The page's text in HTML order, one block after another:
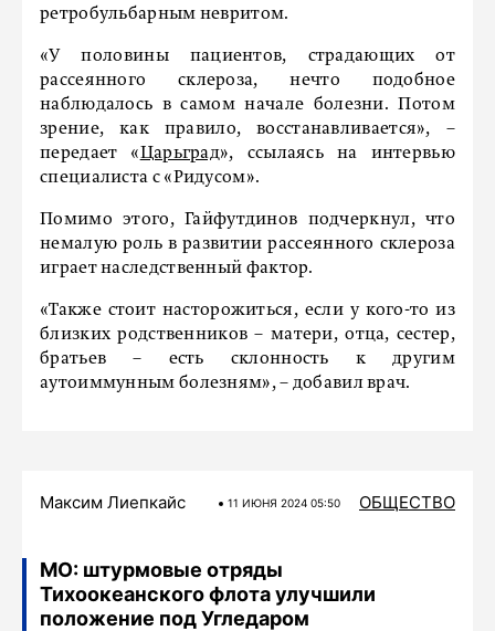
ретробульбарным невритом.
«У половины пациентов, страдающих от
рассеянного склероза, нечто подобное
наблюдалось в самом начале болезни. Потом
зрение, как правило, восстанавливается», –
передает «Царьград», ссылаясь на интервью
специалиста с «Ридусом».
Помимо этого, Гайфутдинов подчеркнул, что
немалую роль в развитии рассеянного склероза
играет наследственный фактор.
«Также стоит насторожиться, если у кого-то из
близких родственников – матери, отца, сестер,
братьев – есть склонность к другим
аутоиммунным болезням», – добавил врач.
Максим Лиепкайс 11 ИЮНЯ 2024 05:50 ОБЩЕСТВО
МО: штурмовые отряды
Тихоокеанского флота улучшили
положение под Угледаром